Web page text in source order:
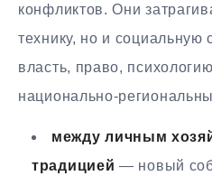
конфликтов. Они
технику, но и социальную
власть, право,
национально-
между личным
традицией — новый